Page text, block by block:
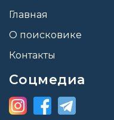
Главная
О поисковике
Контакты
Соцмедиа